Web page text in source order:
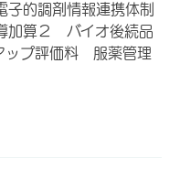
的調剤情報連携体制
加算２ バイオ後続品
ップ評価料 服薬管理